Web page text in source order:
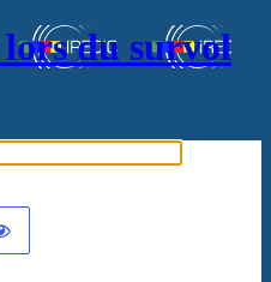
du survol